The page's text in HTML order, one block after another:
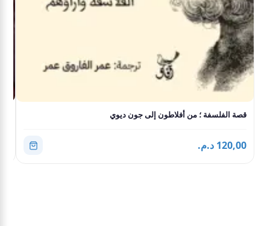
قصة الفلسفة ؛ من أفلاطون إلى جون ديوي
120,00 د.م.